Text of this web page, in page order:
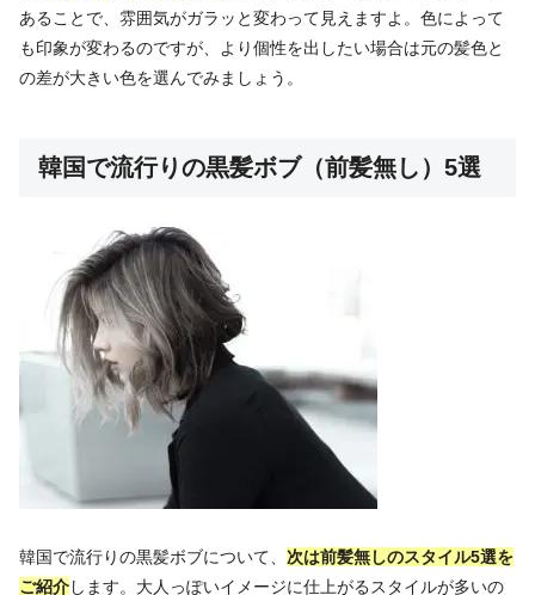
あることで、雰囲気がガラッと変わって見えますよ。色によって
も印象が変わるのですが、より個性を出したい場合は元の髪色と
の差が大きい色を選んでみましょう。
韓国で流行りの黒髪ボブ（前髪無し）5選
韓国で流行りの黒髪ボブについて、 次は前髪無しのスタイル5選を
ご紹介します。大人っぽいイメージに仕上がるスタイルが多いの